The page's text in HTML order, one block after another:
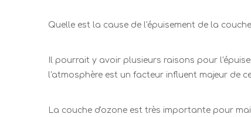
Quelle est la cause de l'épuisement de la
Il pourrait y avoir plusieurs raisons pour
l'atmosphère est un facteur influent majeur de
La couche d'ozone est très importante pour